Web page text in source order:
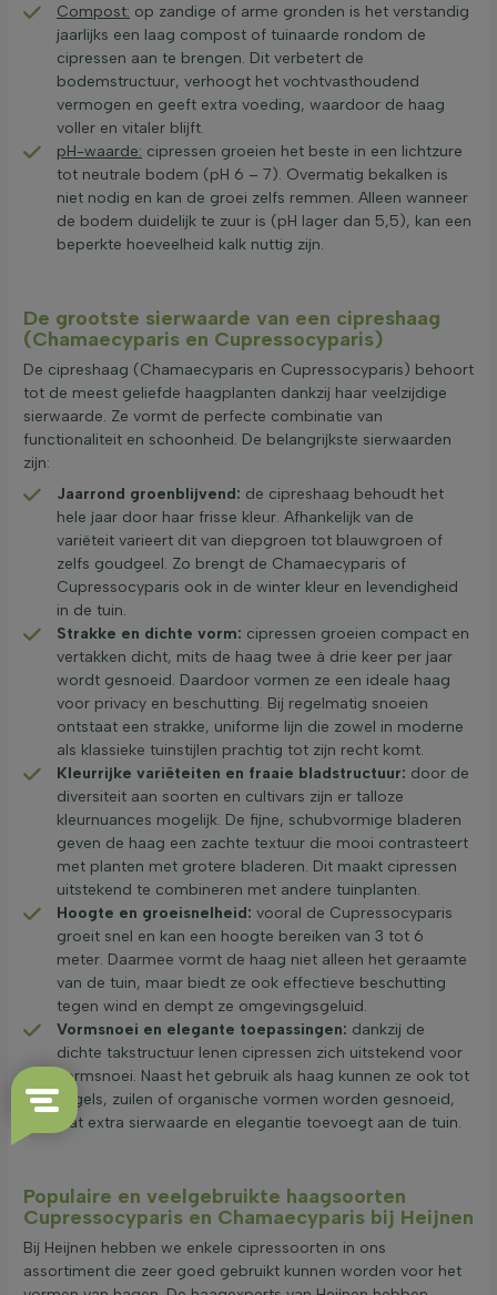
Compost: op zandige of arme gronden is het verstandig
jaarlijks een laag compost of tuinaarde rondom de
cipressen aan te brengen. Dit verbetert de
bodemstructuur, verhoogt het vochtvasthoudend
vermogen en geeft extra voeding, waardoor de haag
voller en vitaler blijft.
pH-waarde: cipressen groeien het beste in een lichtzure
tot neutrale bodem (pH 6 – 7). Overmatig bekalken is
niet nodig en kan de groei zelfs remmen. Alleen wanneer
de bodem duidelijk te zuur is (pH lager dan 5,5), kan een
beperkte hoeveelheid kalk nuttig zijn.
De grootste sierwaarde van een cipreshaag
(Chamaecyparis en Cupressocyparis)
De cipreshaag (Chamaecyparis en Cupressocyparis) behoort
tot de meest geliefde haagplanten dankzij haar veelzijdige
sierwaarde. Ze vormt de perfecte combinatie van
functionaliteit en schoonheid. De belangrijkste sierwaarden
zijn:
Jaarrond groenblijvend: de cipreshaag behoudt het
hele jaar door haar frisse kleur. Afhankelijk van de
variëteit varieert dit van diepgroen tot blauwgroen of
zelfs goudgeel. Zo brengt de Chamaecyparis of
Cupressocyparis ook in de winter kleur en levendigheid
in de tuin.
Strakke en dichte vorm: cipressen groeien compact en
vertakken dicht, mits de haag twee à drie keer per jaar
wordt gesnoeid. Daardoor vormen ze een ideale haag
voor privacy en beschutting. Bij regelmatig snoeien
ontstaat een strakke, uniforme lijn die zowel in moderne
als klassieke tuinstijlen prachtig tot zijn recht komt.
Kleurrijke variëteiten en fraaie bladstructuur: door de
diversiteit aan soorten en cultivars zijn er talloze
kleurnuances mogelijk. De fijne, schubvormige bladeren
geven de haag een zachte textuur die mooi contrasteert
met planten met grotere bladeren. Dit maakt cipressen
uitstekend te combineren met andere tuinplanten.
Hoogte en groeisnelheid: vooral de Cupressocyparis
groeit snel en kan een hoogte bereiken van 3 tot 6
meter. Daarmee vormt de haag niet alleen het geraamte
van de tuin, maar biedt ze ook effectieve beschutting
tegen wind en dempt ze omgevingsgeluid.
Vormsnoei en elegante toepassingen: dankzij de
dichte takstructuur lenen cipressen zich uitstekend voor
vormsnoei. Naast het gebruik als haag kunnen ze ook tot
kegels, zuilen of organische vormen worden gesnoeid,
wat extra sierwaarde en elegantie toevoegt aan de tuin.
Populaire en veelgebruikte haagsoorten
Cupressocyparis en Chamaecyparis bij Heijnen
Bij Heijnen hebben we enkele cipressoorten in ons
assortiment die zeer goed gebruikt kunnen worden voor het